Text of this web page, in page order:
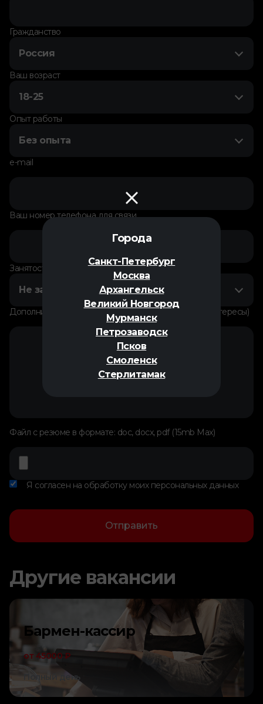
Города
Санкт-Петербург
Москва
Архангельск
Великий Новгород
Мурманск
Петрозаводск
Псков
Смоленск
Стерлитамак
Гражданство
Россия
Ваш возраст
18-25
Опыт работы
Без опыта
e-mail
Ваш номер телефона для связи
Занятость на данный момент
Не занят
Дополнительная информация о себе (увлечения, интересы)
Файл с резюме в формате: doc, docx, pdf (15mb Max)
Я согласен на обработку моих персональных данных
Отправить
Другие вакансии
Бармен-кассир
от 45000 ₽
Полный день